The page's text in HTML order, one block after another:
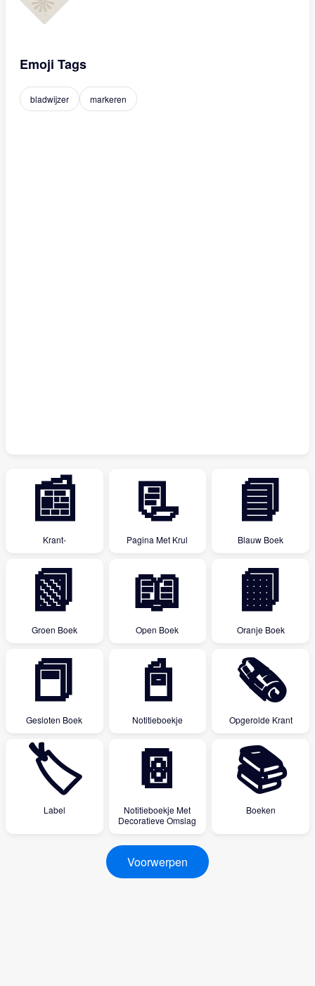
Emoji Tags
bladwijzer markeren
📰
Krant-
📃
Pagina Met Krul
📘
Blauw Boek
📗
Groen Boek
📖
Open Boek
📙
Oranje Boek
📕
Gesloten Boek
📓
Notitieboekje
🗞
Opgerolde Krant
🏷
Label
📔
Notitieboekje Met
Decoratieve Omslag
📚
Boeken
Voorwerpen